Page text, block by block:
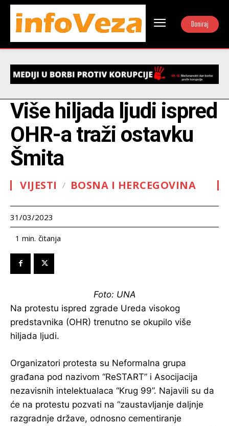
Doniraj
Više hiljada ljudi ispred
OHR-a traži ostavku
Šmita
VIJESTI BOSNA I HERCEGOVINA
31/03/2023
1 min. čitanja
Foto: UNA
Na protestu ispred zgrade Ureda visokog
predstavnika (OHR) trenutno se okupilo više
hiljada ljudi.
Organizatori protesta su Neformalna grupa
građana pod nazivom “ReSTART” i Asocijacija
nezavisnih intelektualaca “Krug 99”. Najavili su da
će na protestu pozvati na “zaustavljanje daljnje
razgradnje države, odnosno cementiranje